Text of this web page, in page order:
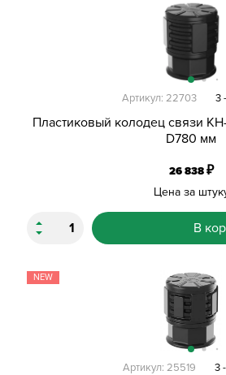
Пластиковый колодец связи
D780 мм
Артикул: 22703 3
26 838₽
Цена за
В
NEW
Артикул: 25519 3